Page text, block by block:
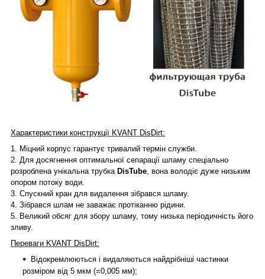
Характеристики конструкції KVANT DisDirt:
1. Міцний корпус гарантує тривалий термін служби.
2. Для досягнення оптимальної сепарації шламу спеціально
розроблена унікальна трубка DisTube , вона володіє дуже низьким
опором потоку води.
3. Спускний кран для видалення зібрався шламу.
4. Зібрався шлам не заважає протіканню рідини.
5. Великий обсяг для збору шламу, тому низька періодичність його
зливу.
Переваги KVANT DisDirt:
Відокремлюються і видаляються найдрібніші частинки
розміром від 5 мкм (=0,005 мм);